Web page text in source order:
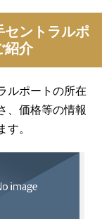
セントラルポ
紹介
ルポートの所在
、価格等の情報
す。